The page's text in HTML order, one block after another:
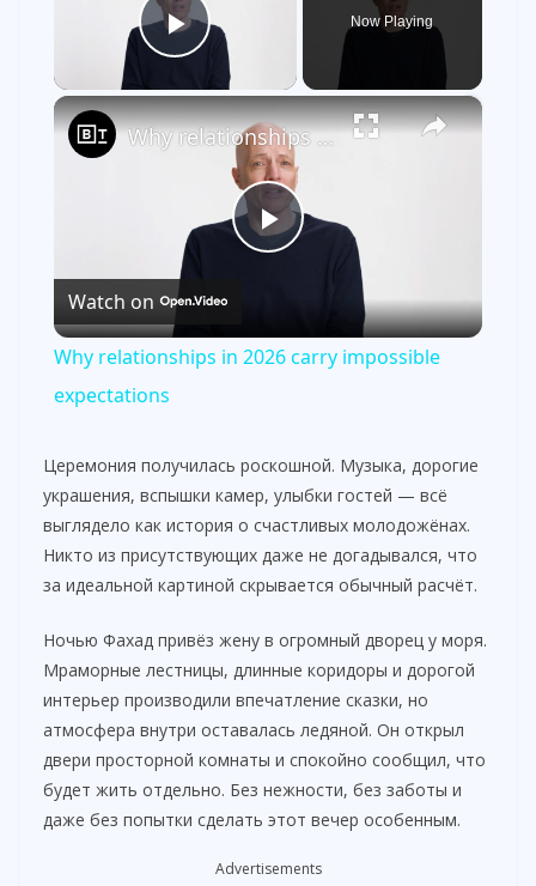
Play Video
Now Playing
×
P
y
V
d
e
o
Why relationships in 2026 carry impossible expectations
Watch on
Why relationships in 2026 carry impossible
expectations
Церемония получилась роскошной. Музыка, дорогие
украшения, вспышки камер, улыбки гостей — всё
выглядело как история о счастливых молодожёнах.
Никто из присутствующих даже не догадывался, что
за идеальной картиной скрывается обычный расчёт.
Ночью Фахад привёз жену в огромный дворец у моря.
Мраморные лестницы, длинные коридоры и дорогой
интерьер производили впечатление сказки, но
атмосфера внутри оставалась ледяной. Он открыл
двери просторной комнаты и спокойно сообщил, что
будет жить отдельно. Без нежности, без заботы и
даже без попытки сделать этот вечер особенным.
Advertisements